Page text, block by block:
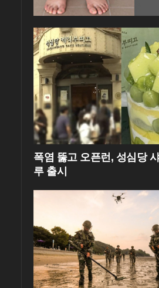
폭염 뚫고 오픈런, 성심당
루 출시